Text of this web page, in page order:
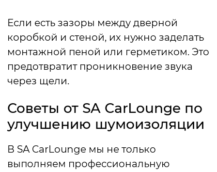
Если есть зазоры между дверной
коробкой и стеной, их нужно заделать
монтажной пеной или герметиком. Это
предотвратит проникновение звука
через щели.
Советы от SA CarLounge по
улучшению шумоизоляции
В SA CarLounge мы не только
выполняем профессиональную